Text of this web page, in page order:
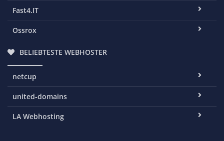
Fast4.IT
Ossrox
BELIEBTESTE WEBHOSTER
netcup
united-domains
LA Webhosting